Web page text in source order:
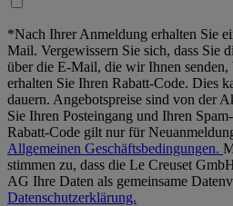
*Nach Ihrer Anmeldung erhalten Sie
Mail. Vergewissern Sie sich, dass Sie
über die E-Mail, die wir Ihnen senden,
erhalten Sie Ihren Rabatt-Code. Dies
dauern. Angebotspreise sind von der
Sie Ihren Posteingang und Ihren
Rabatt-Code gilt nur für
Allgemeinen Geschäftsbedingungen.
stimmen zu, dass die Le Creuset
AG Ihre Daten als gemeinsame
Datenschutzerklärung.